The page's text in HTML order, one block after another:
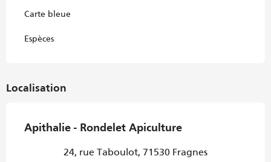
Carte bleue
Espèces
Localisation
Apithalie - Rondelet Apiculture
24, rue Taboulot, 71530 Fragnes